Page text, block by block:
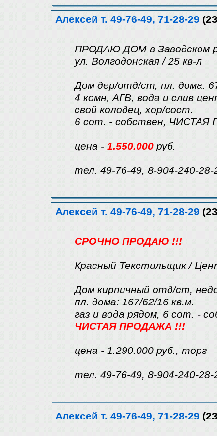
Алексей т. 49-76-49, 71-28-29
ПРОДАЮ ДОМ в Заводском
ул. Волгодонская / 25 кв-л
Дом дер/отд/ст, пл. дома:
4 комн, АГВ, вода и слив
свой колодец, хор/сост.
6 сот. - собствен,
цена - 1.550.000 руб.
тел. 49-76-49, 8-904-240-28-
Алексей т. 49-76-49, 71-28-29
СРОЧНО ПРОДАЮ !!!
Красный Текстильщик /
Дом кирпичный отд/ст,
пл. дома: 167/62/16 кв.м.
газ и вода рядом, 6 сот. -
ЧИСТАЯ ПРОДАЖА !!!
цена - 1.290.000 руб., торг
тел. 49-76-49, 8-904-240-28-
Алексей т. 49-76-49, 71-28-29